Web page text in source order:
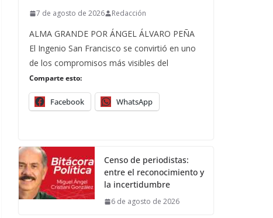
7 de agosto de 2026 Redacción
ALMA GRANDE POR ÁNGEL ÁLVARO PEÑA
El Ingenio San Francisco se convirtió en uno
de los compromisos más visibles del
Comparte esto:
Facebook WhatsApp
Censo de periodistas:
entre el reconocimiento y
la incertidumbre
6 de agosto de 2026